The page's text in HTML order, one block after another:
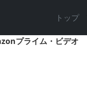
トップ
プライム・ビデオ